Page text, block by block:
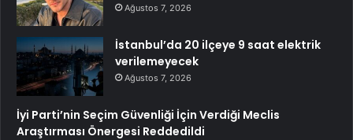
Ağustos 7, 2026
İstanbul’da 20 ilçeye 9 saat elektrik
verilemeyecek
Ağustos 7, 2026
İyi Parti’nin Seçim Güvenliği İçin Verdiği Meclis
Araştırması Önergesi Reddedildi